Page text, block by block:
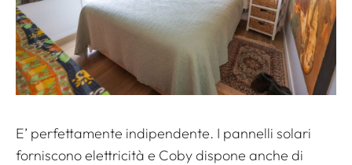
E’ perfettamente indipendente. I pannelli solari
forniscono elettricità e Coby dispone anche di